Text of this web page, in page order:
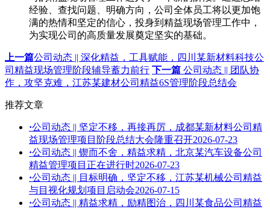
经验、查找问题、明确方向，公司全体员工将以更加饱
满的热情和坚定的信心，投身到精益现场管理工作中，
为实现公司的高质量发展奠定坚实的基础。
上一篇公司动态 || 深化精益，工具赋能，四川某新材料科技公
司精益现场管理阶段辅导蓄力前行 下一篇 公司动态 || 团队协
作，攻坚克难，江苏某建材公司精益6S管理阶段总结会
推荐文章
·公司动态 || 坚定不移，再接再厉，成都某新材料公司精
益现场管理项目阶段总结大会隆重召开2026-07-23
·公司动态 || 锲而不舍，精益求精，北京某汽车设备公司
精益管理项目正在进行时2026-07-23
·公司动态 || 目标明确，坚定不移，江苏某机械公司精益
与目视化规划项目启动会2026-07-15
·公司动态 || 精益求精，励精图治，四川某食品公司精益